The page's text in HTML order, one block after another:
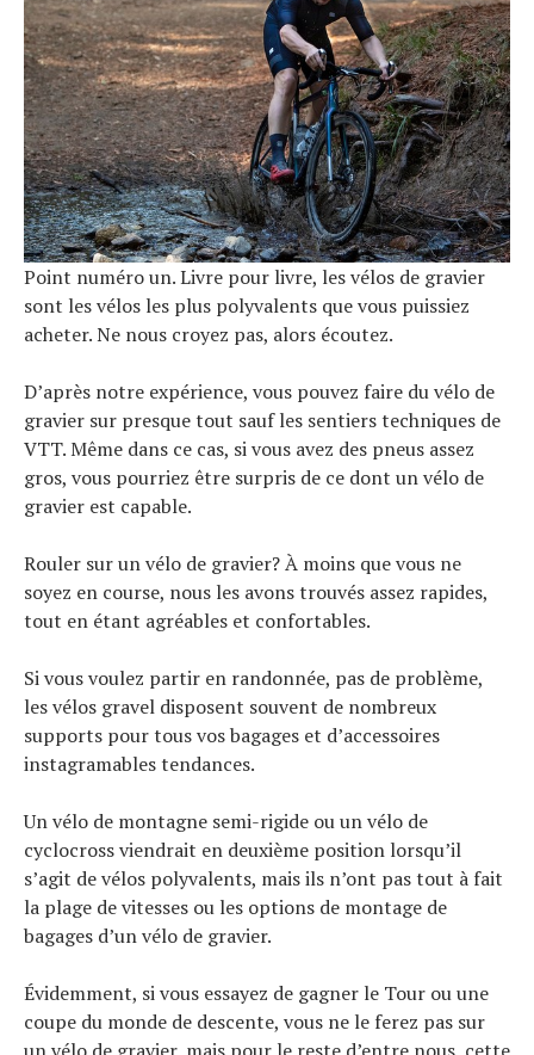
Point numéro un. Livre pour livre, les vélos de gravier
sont les vélos les plus polyvalents que vous puissiez
acheter. Ne nous croyez pas, alors écoutez.
D’après notre expérience, vous pouvez faire du vélo de
gravier sur presque tout sauf les sentiers techniques de
VTT. Même dans ce cas, si vous avez des pneus assez
gros, vous pourriez être surpris de ce dont un vélo de
gravier est capable.
Rouler sur un vélo de gravier? À moins que vous ne
soyez en course, nous les avons trouvés assez rapides,
tout en étant agréables et confortables.
Si vous voulez partir en randonnée, pas de problème,
les vélos gravel disposent souvent de nombreux
supports pour tous vos bagages et d’accessoires
instagramables tendances.
Un vélo de montagne semi-rigide ou un vélo de
cyclocross viendrait en deuxième position lorsqu’il
s’agit de vélos polyvalents, mais ils n’ont pas tout à fait
la plage de vitesses ou les options de montage de
bagages d’un vélo de gravier.
Évidemment, si vous essayez de gagner le Tour ou une
coupe du monde de descente, vous ne le ferez pas sur
Actualités
Tests de produits
Conseils
Tendances
À propos